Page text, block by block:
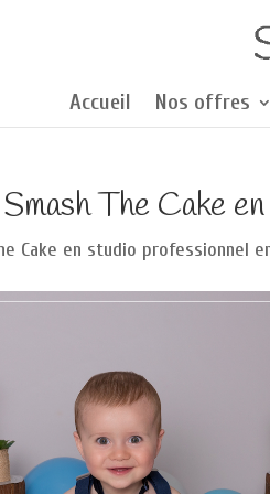
Accueil Nos offres
The Cake
Cake en studio professionnel